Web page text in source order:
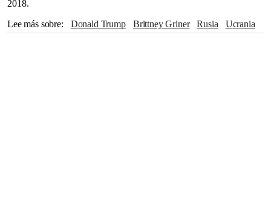
2018.
Lee más sobre
Donald Trump Brittney Griner rusia
Ucrania